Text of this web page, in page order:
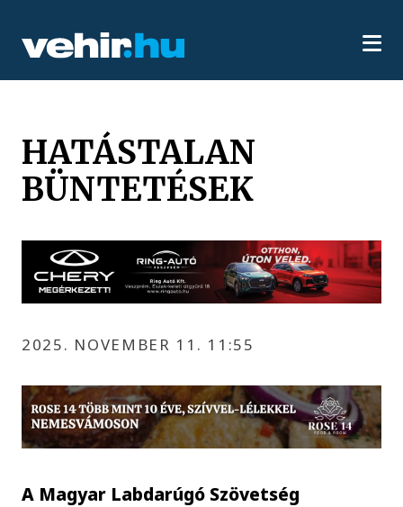
HATÁSTALAN
BÜNTETÉSEK
2025. NOVEMBER 11. 11:55
A Magyar Labdarúgó Szövetség